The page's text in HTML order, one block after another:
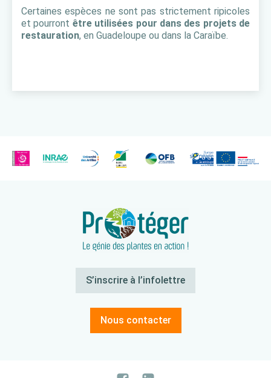
Certaines espèces ne sont pas strictement ripicoles
et pourront être utilisées pour dans des projets de
restauration, en Guadeloupe ou dans la Caraïbe.
S’inscrire à l’infolettre
Nous contacter